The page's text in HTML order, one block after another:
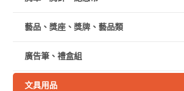
藝品、獎座、獎牌、藝品類
廣告筆、禮盒組
文具用品